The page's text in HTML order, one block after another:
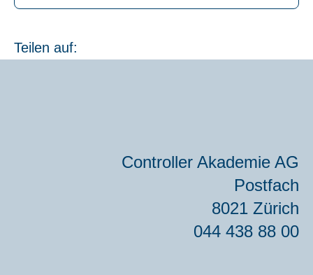
Teilen auf:
Con­trol­ler Aka­de­mie AG
Post­fach
8021 Zürich
044 438 88 00